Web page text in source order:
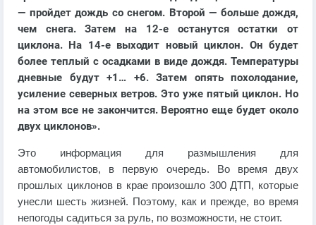
— пройдет дождь со снегом. Второй — больше дождя,
чем снега. Затем на 12-е останутся остатки от
циклона. На 14-е выходит новый циклон. Он будет
более теплый с осадками в виде дождя. Температуры
дневные будут +1… +6. Затем опять похолодание,
усиление северных ветров. Это уже пятый циклон. Но
на этом все не закончится. Вероятно еще будет около
двух циклонов».
Это информация для размышления для
автомобилистов, в первую очередь. Во время двух
прошлых циклонов в крае произошло 300 ДТП, которые
унесли шесть жизней. Поэтому, как и прежде, во время
непогоды садиться за руль, по возможности, не стоит.